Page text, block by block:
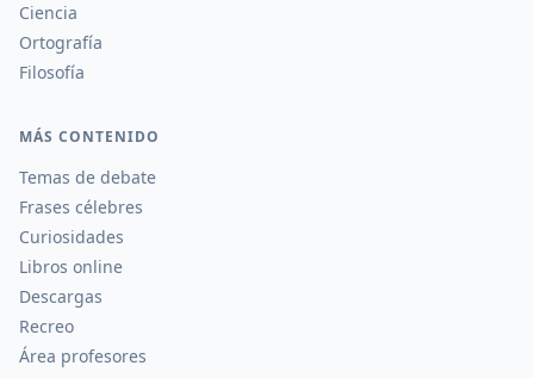
Ciencia
Ortografía
Filosofía
MÁS CONTENIDO
Temas de debate
Frases célebres
Curiosidades
Libros online
Descargas
Recreo
Área profesores